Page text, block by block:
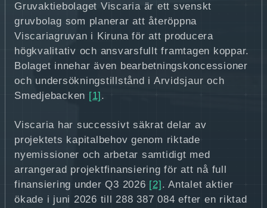
Gruvaktiebolaget Viscaria är ett svenskt
gruvbolag som planerar att återöppna
Viscariagruvan i Kiruna för att producera
högkvalitativ och ansvarsfullt framtagen koppar.
Bolaget innehar även bearbetningskoncessioner
och undersökningstillstånd i Arvidsjaur och
Smedjebacken [1] .
Viscaria har successivt säkrat delar av
projektets kapitalbehov genom riktade
nyemissioner och arbetar samtidigt med
arrangerad projektfinansiering för att nå full
finansiering under Q3 2026 [2] . Antalet aktier
ökade i juni 2026 till 288 387 084 efter en riktad